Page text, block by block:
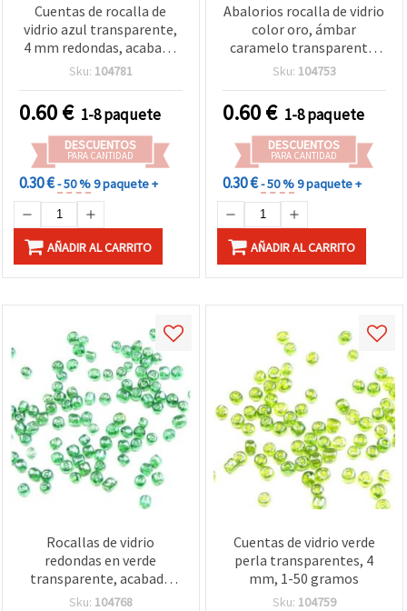
Cuentas de rocalla de
vidrio azul transparente,
4 mm redondas, acabado
brillante, pack de 50 g
manualidades
Sku: 104781
0.60€ 1-8 paquete
DESCUENTOS
PARA CANTIDAD
0.30 €- 50 %9 paquete +
AÑADIR AL CARRITO
Abalorios rocalla de vidrio
color oro, ámbar
caramelo transparente,
redondos 4 mm, efecto
Sku: 104753
0.60€ 1-8 paquete
DESCUENTOS
PARA CANTIDAD
0.30 €- 50 %9 paquete +
AÑADIR AL CARRITO
Rocallas de vidrio
redondas en verde
transparente, acabado
brillante, 4 mm, 50 g —
Sku: 104768
Cuentas de vidrio verde
perla transparentes, 4
mm, 1-50 gramos
Sku: 104759